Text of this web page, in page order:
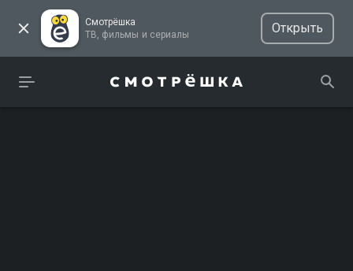
Смотрёшка
ТВ, фильмы и сериалы
Открыть